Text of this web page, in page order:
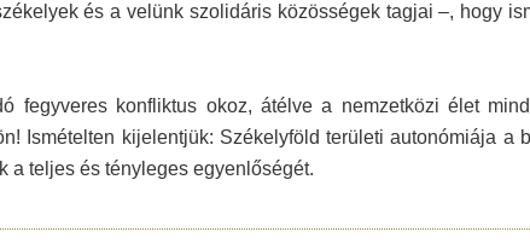
és a velünk szolidáris közösségek tagjai –, hogy
fegyveres konfliktus okoz, átélve a nemzetközi élet
Ismételten kijelentjük: Székelyföld területi autonómiája a
a teljes és tényleges egyenlőségét.